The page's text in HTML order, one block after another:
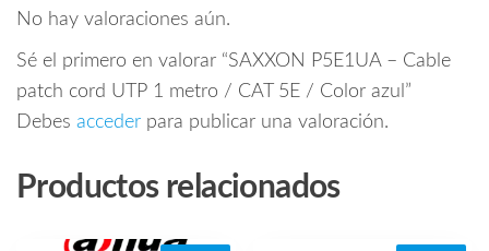
No hay valoraciones aún.
Sé el primero en valorar “SAXXON P5E1UA – Cable
patch cord UTP 1 metro / CAT 5E / Color azul”
Debes acceder para publicar una valoración.
Productos relacionados